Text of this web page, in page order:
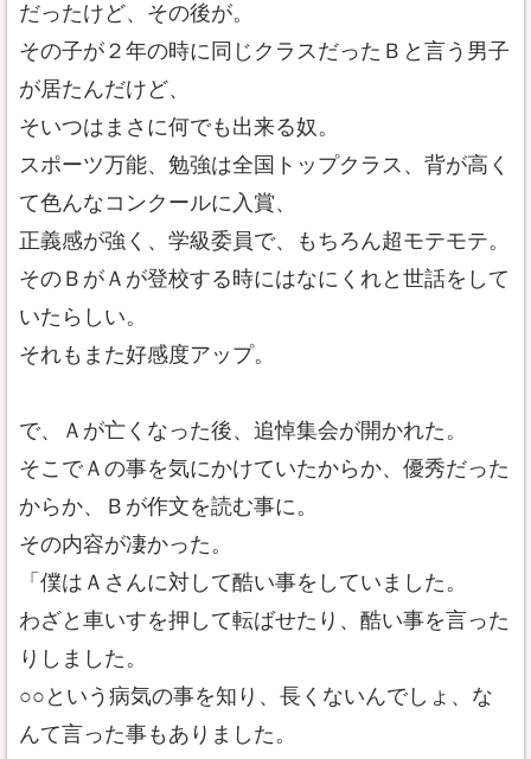
だったけど、その後が。
その子が２年の時に同じクラスだったＢと言う男子
が居たんだけど、
そいつはまさに何でも出来る奴。
スポーツ万能、勉強は全国トップクラス、背が高く
て色んなコンクールに入賞、
正義感が強く、学級委員で、もちろん超モテモテ。
そのＢがＡが登校する時にはなにくれと世話をして
いたらしい。
それもまた好感度アップ。
で、Ａが亡くなった後、追悼集会が開かれた。
そこでＡの事を気にかけていたからか、優秀だった
からか、Ｂが作文を読む事に。
その内容が凄かった。
「僕はＡさんに対して酷い事をしていました。
わざと車いすを押して転ばせたり、酷い事を言った
りしました。
○○という病気の事を知り、長くないんでしょ、な
んて言った事もありました。